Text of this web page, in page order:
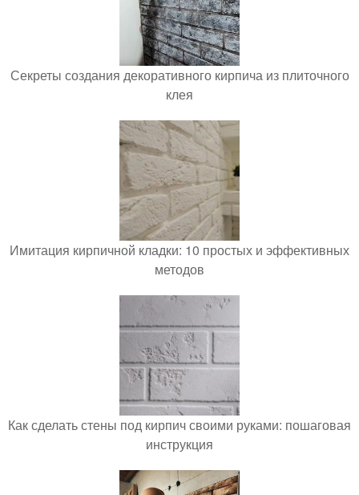
Секреты создания декоративного кирпича из плиточного
клея
Имитация кирпичной кладки: 10 простых и эффективных
методов
Как сделать стены под кирпич своими руками: пошаговая
инструкция